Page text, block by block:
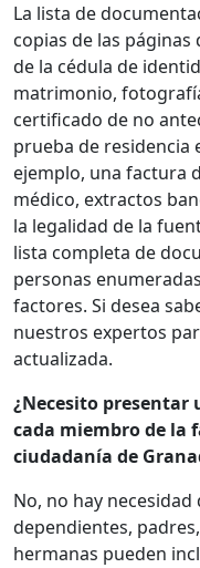
La lista de
copias de las
de la cédula de
matrimonio,
certificado de no
prueba de residencia
ejemplo, una factura
médico, extractos
la legalidad de la
lista completa de
personas
factores. Si desea
nuestros expertos
actualizada.
¿Necesito presentar
cada miembro de la
ciudadanía de
No, no hay
dependientes,
hermanas pueden